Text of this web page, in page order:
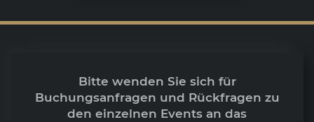
Bitte wenden Sie sich für
Buchungsanfragen und Rückfragen zu
den einzelnen Events an das